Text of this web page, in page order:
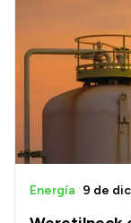
Energía 9 de